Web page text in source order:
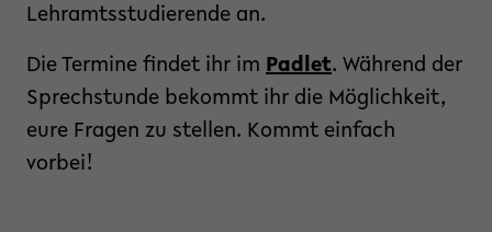
Lehramtsstudierende an.
Die Termine findet ihr im Padlet. Während der
Sprechstunde bekommt ihr die Möglichkeit,
eure Fragen zu stellen. Kommt einfach
vorbei!